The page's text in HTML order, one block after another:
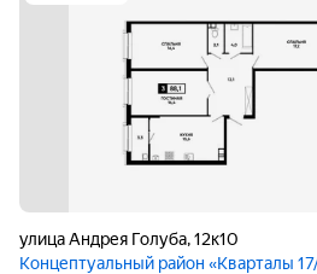
улица Андрея Голуба,12к10
Концептуальный район «Кварталы